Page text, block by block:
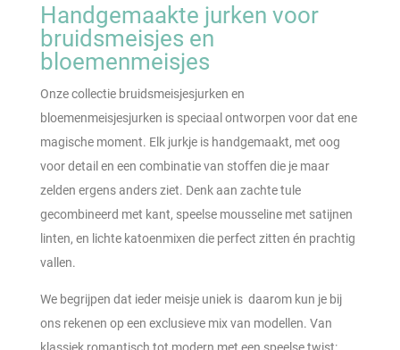
Handgemaakte jurken voor
bruidsmeisjes en
bloemenmeisjes
Onze collectie bruidsmeisjesjurken en
bloemenmeisjesjurken is speciaal ontworpen voor dat ene
magische moment. Elk jurkje is handgemaakt, met oog
voor detail en een combinatie van stoffen die je maar
zelden ergens anders ziet. Denk aan zachte tule
gecombineerd met kant, speelse mousseline met satijnen
linten, en lichte katoenmixen die perfect zitten én prachtig
vallen.
We begrijpen dat ieder meisje uniek is daarom kun je bij
ons rekenen op een exclusieve mix van modellen. Van
klassiek romantisch tot modern met een speelse twist: